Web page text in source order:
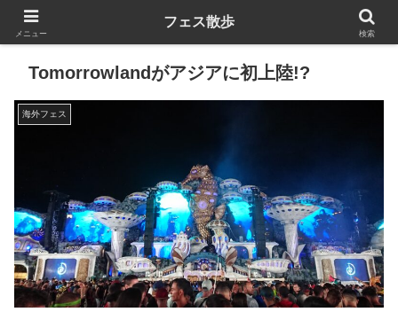
Tomorrowlandがアジアに初上陸!?
海外フェス
メニュー
フェス散歩
検索